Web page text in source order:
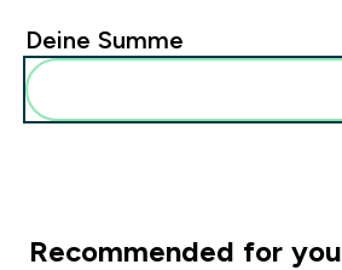
Deine Summe
Recommended for you